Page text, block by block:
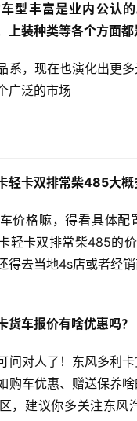
型丰富是业内公认的
上装种类等各个方面
系，现在也演化出更
广泛的市场
轻卡双排常柴485大概
价格嘛，得看具体配
轻卡双排常柴485的
得去当地4s店或者经
货车报价有啥优惠吗？
问对人了！东风多利
购车优惠、赠送保养
，建议你多关注东风